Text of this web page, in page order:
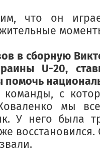
что он
в сборную
U-20,
помочь
команды, с
мы
У него была